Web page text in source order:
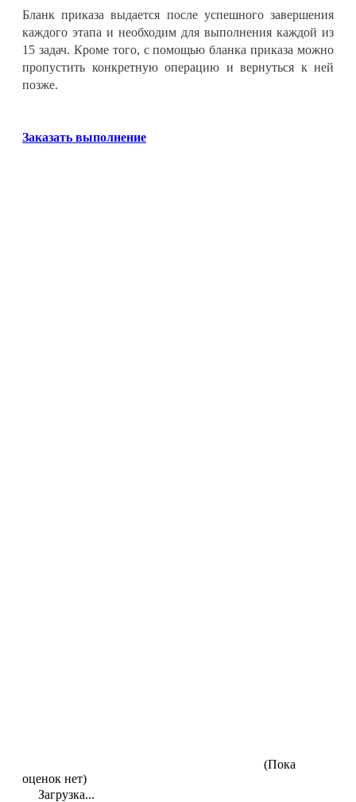
Бланк приказа выдается после успешного завершения
каждого этапа и необходим для выполнения каждой из
15 задач. Кроме того, с помощью бланка приказа можно
пропустить конкретную операцию и вернуться к ней
позже.
Заказать выполнение
(Пока
оценок нет)
Загрузка...